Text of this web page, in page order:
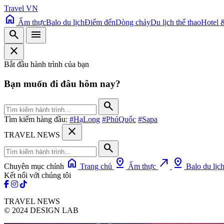
Travel VN
home Ẩm thựcBalo du lịchĐiểm đếnDòng chảyDu lịch thể thaoHotel
search
menu
close
Bắt đầu hành trình của bạn
Bạn muốn đi đâu hôm nay?
search
Tìm kiếm hàng đầu: #HạLong #PhúQuốc #Sapa
TRAVEL NEWS
close
search
Chuyên mục chính home Trang chủ pin_drop Ẩm thực north_east pin_drop Balo du lịch
Kết nối với chúng tôi
TRAVEL NEWS
© 2024 DESIGN LAB